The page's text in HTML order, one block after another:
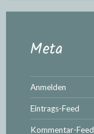
Meta
Anmelden
Eintrags-Feed
Kommentar-Feed